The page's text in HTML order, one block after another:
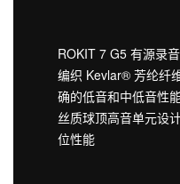
ROKIT 7 G5 有源录
编织 Kevlar® 芳纶纤
确的低音和中低音性
丝质球顶高音单元设
位性能